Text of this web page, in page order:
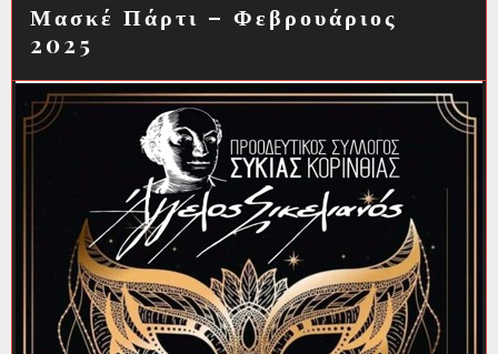
Μασκέ Πάρτι – Φεβρουάριος
2025